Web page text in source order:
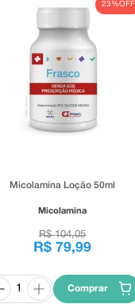
23%OFF
Micolamina Loção 50ml
Micolamina
R$ 104,05
R$ 79,99
Comprar